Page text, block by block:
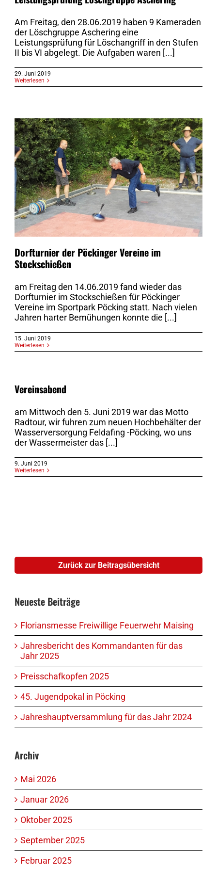
Am Freitag, den 28.06.2019 haben 9 Kameraden
der Löschgruppe Aschering eine
Leistungsprüfung für Löschangriff in den Stufen
II bis VI abgelegt. Die Aufgaben waren [...]
29. Juni 2019
Weiterlesen
Dorfturnier der Pöckinger Vereine im
Stockschießen
am Freitag den 14.06.2019 fand wieder das
Dorfturnier im Stockschießen für Pöckinger
Vereine im Sportpark Pöcking statt. Nach vielen
Jahren harter Bemühungen konnte die [...]
15. Juni 2019
Weiterlesen
Vereinsabend
am Mittwoch den 5. Juni 2019 war das Motto
Radtour, wir fuhren zum neuen Hochbehälter der
Wasserversorgung Feldafing -Pöcking, wo uns
der Wassermeister das [...]
9. Juni 2019
Weiterlesen
Zurück zur Beitragsübersicht
Neueste Beiträge
Floriansmesse Freiwillige Feuerwehr Maising
Jahresbericht des Kommandanten für das
Jahr 2025
Preisschafkopfen 2025
45. Jugendpokal in Pöcking
Jahreshauptversammlung für das Jahr 2024
Archiv
Mai 2026
Januar 2026
Oktober 2025
September 2025
Februar 2025